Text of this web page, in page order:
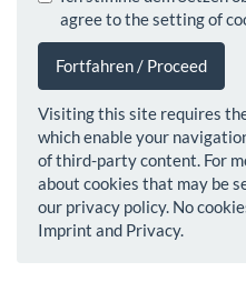
agree to the setting of
Fortfahren / Proceed
Visiting this site requires
which enable your
of third-party content. For
about cookies that may be
our privacy policy. No
Imprint and Privacy.